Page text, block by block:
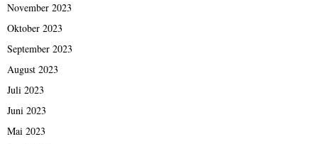
November 2023
Oktober 2023
September 2023
August 2023
Juli 2023
Juni 2023
Mai 2023